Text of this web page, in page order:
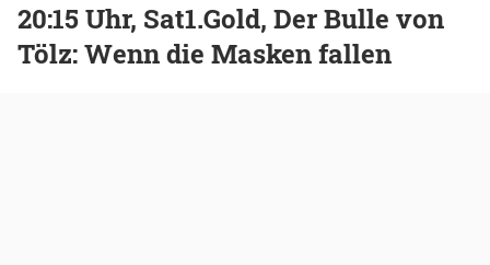
20:15 Uhr, Sat1.Gold, Der Bulle von
Tölz: Wenn die Masken fallen